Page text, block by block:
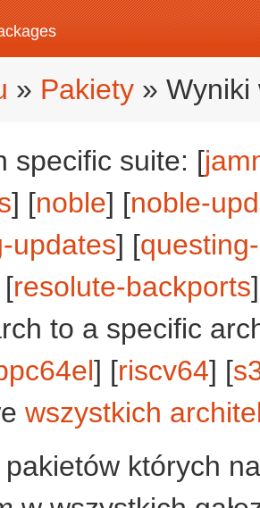
» Pakiety » Wyniki
specific suite: [
] [noble] [noble-
updates] [
resolute-backports
to a specific
] [riscv64] [
wszystkich
pakietów których